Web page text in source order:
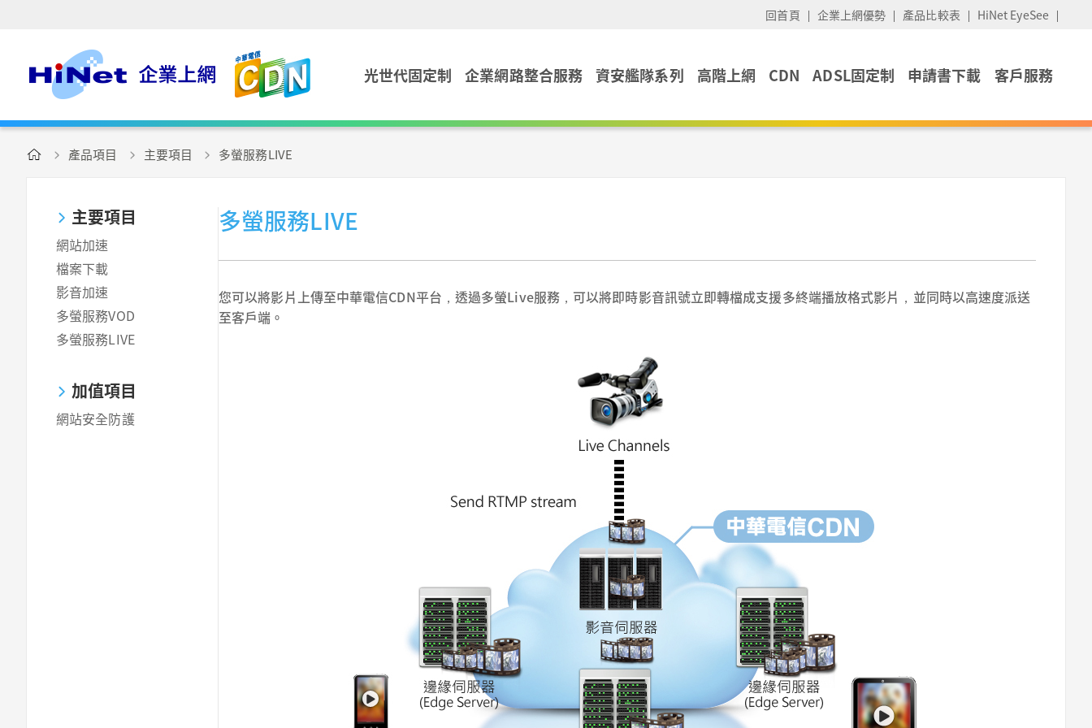
回首頁 企業上網優勢 產品比較表 HiNet EyeSee
光世代固定制 企業網路整合服務 資安艦隊系列 高階上網 CDN ADSL固定制 申請書下載 客戶服務
產品項目 主要項目 多螢服務LIVE
主要項目
網站加速
檔案下載
影音加速
多螢服務VOD
多螢服務LIVE
加值項目
網站安全防護
多螢服務LIVE
您可以將影片上傳至中華電信CDN平台，透過多螢Live服務，可以將即時影音訊號立即轉檔成支援多終端播放格式影片，並同時以高速度派送
至客戶端。